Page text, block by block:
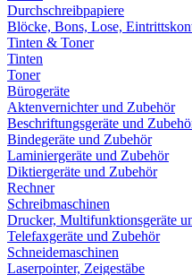
Durchschreibpapiere
Blöcke, Bons, Lose,
Tinten & Toner
Tinten
Toner
Bürogeräte
Aktenvernichter und Zubehör
Beschriftungsgeräte und
Bindegeräte und Zubehör
Laminiergeräte und Zubehör
Diktiergeräte und Zubehör
Rechner
Schreibmaschinen
Drucker, Multifunktionsgeräte
Telefaxgeräte und Zubehör
Schneidemaschinen
Laserpointer, Zeigestäbe